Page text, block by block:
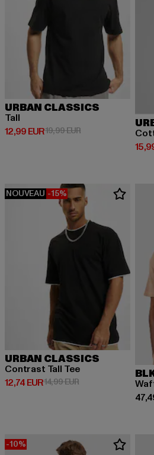
URBAN CLASSICS
Tall
12,99 EUR
Prix courant: 12,99 EUR
19,99 EURPrix en promotion:
Prix
NOUVEAU -15%
URBAN CLASSICS
Contrast Tall Tee
12,74 EUR
Prix courant: 12,74 EUR
14,99 EURPrix en promotion:
Prix
-10%